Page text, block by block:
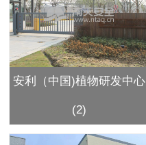
安利（中国)植物研发中心
(2)